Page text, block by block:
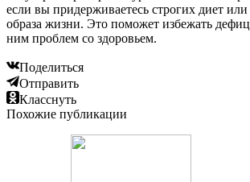
если вы придерживаетесь строгих диет или
образа жизни. Это поможет избежать
ним проблем со здоровьем.
Поделиться
Отправить
Класснуть
Похожие публикации